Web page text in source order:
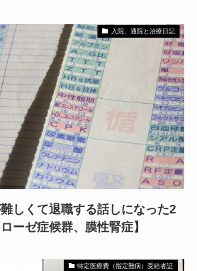
入院、通院と治療日記
しくて退職する話しになった2
ーゼ症候群、膜性腎症】
特定医療費（指定難病）受給者証